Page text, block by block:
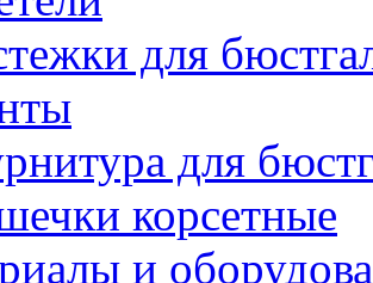
для
для
корсетные
и